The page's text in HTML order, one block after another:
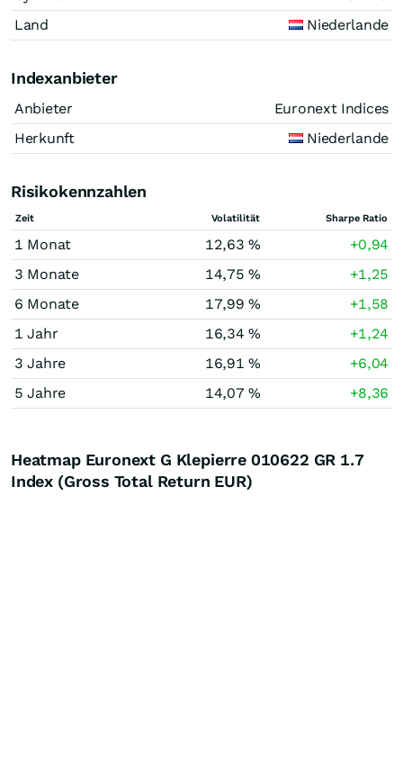
Land
Niederlande
Indexanbieter
Anbieter
Euronext Indices
Herkunft
Niederlande
Risikokennzahlen
Zeit Volatilität Sharpe Ratio
1 Monat 12,63 %
+0,94
3 Monate
14,75 %
+1,25
6 Monate
17,99 %
+1,58
1 Jahr
16,34 %
+1,24
3 Jahre
16,91 %
+6,04
5 Jahre
14,07 % +8,36
Heatmap Euronext G Klepierre 010622 GR 1.7
Index (Gross Total Return EUR)